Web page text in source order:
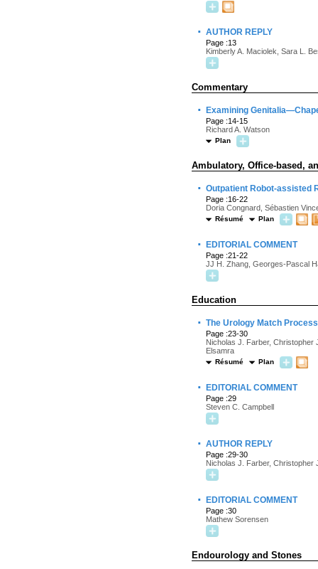
· AUTHOR REPLY
Page :13
Kimberly A. Maciolek, Sara L.
Commentary
· Examining
Page :14-15
Richard A. Watson
Plan
Ambulatory, Office-based,
· Outpatient Robot-assisted
Page :16-22
Doria Congnard, Sébastien
Résumé Plan
· EDITORIAL COMMENT
Page :21-22
JJ H. Zhang, Georges-Pascal
Education
· The Urology Match
Page :23-30
Nicholas J. Farber, Christopher
Elsamra
Résumé Plan
· EDITORIAL COMMENT
Page :29
Steven C. Campbell
· AUTHOR REPLY
Page :29-30
Nicholas J. Farber, Christopher
· EDITORIAL COMMENT
Page :30
Mathew Sorensen
Endourology and Stones